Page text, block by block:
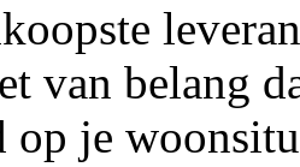
van belang
op je